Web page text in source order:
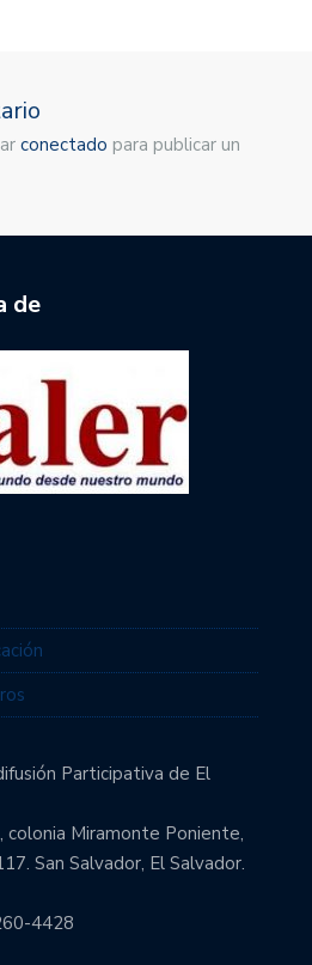
conectado para publicar un
de
Participativa de El
colonia Miramonte Poniente,
San Salvador, El Salvador.
4428